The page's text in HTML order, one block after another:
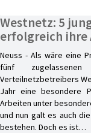
Westnetz: 5
erfolgreich ihre
Neuss - Als wäre eine
fünf
Verteilnetzbetreibers
Jahr eine besondere
Arbeiten unter
und nun galt es auch
bestehen. Doch es ist…